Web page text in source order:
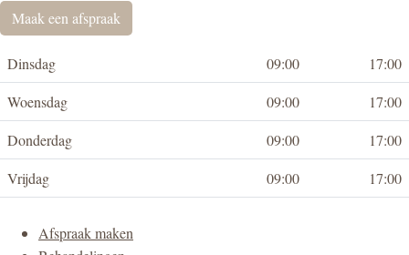
Maak een afspraak
Dinsdag 09:00
17:00
Woensdag
09:00
17:00
Donderdag
09:00
17:00
Vrijdag
09:00 17:00
Afspraak maken